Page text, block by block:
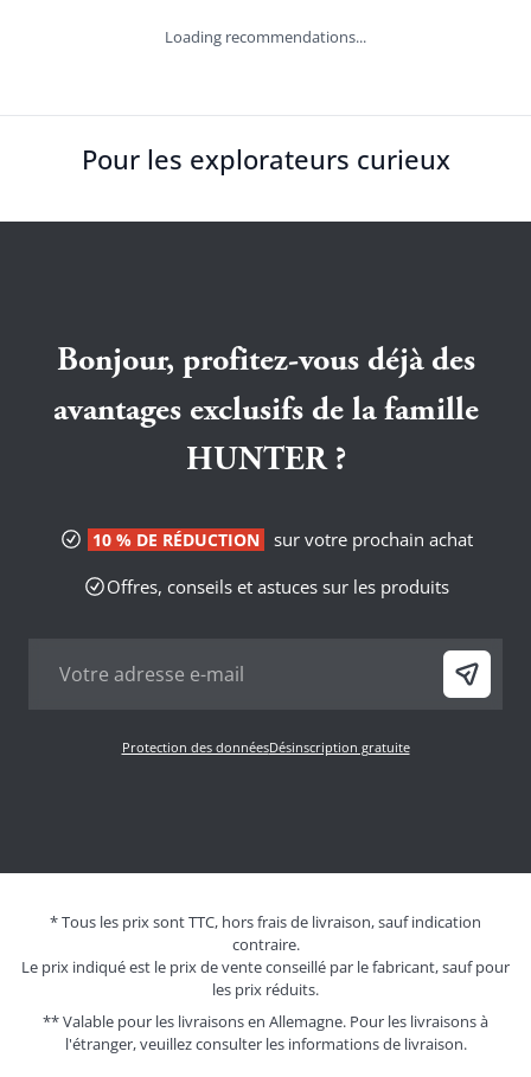
Loading recommendations...
Pour les explorateurs curieux
Bonjour, profitez-vous déjà des
avantages exclusifs de la famille
HUNTER ?
10 % DE RÉDUCTION
sur votre prochain achat
Offres, conseils et astuces sur les produits
Protection des donnéesDésinscription gratuite
* Tous les prix sont TTC, hors frais de livraison, sauf indication
contraire.
Le prix indiqué est le prix de vente conseillé par le fabricant, sauf pour
les prix réduits.
** Valable pour les livraisons en Allemagne. Pour les livraisons à
l'étranger, veuillez consulter les informations de livraison.